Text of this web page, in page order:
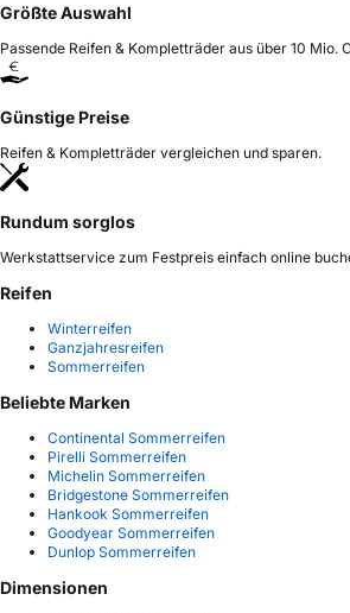
Größte Auswahl
Passende Reifen & Kompletträder aus über 10 Mio.
Günstige Preise
Reifen & Kompletträder vergleichen und sparen.
Rundum sorglos
Werkstattservice zum Festpreis einfach online
Reifen
Winterreifen
Ganzjahresreifen
Sommerreifen
Beliebte Marken
Continental Sommerreifen
Pirelli Sommerreifen
Michelin Sommerreifen
Bridgestone Sommerreifen
Hankook Sommerreifen
Goodyear Sommerreifen
Dunlop Sommerreifen
Dimensionen